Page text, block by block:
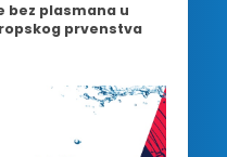
bez plasmana u
prvenstva